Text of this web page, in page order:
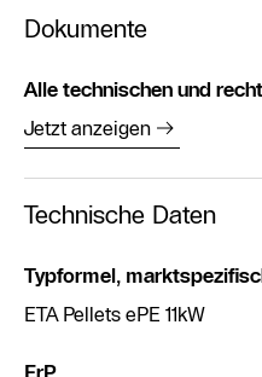
Dokumente
Alle technischen und
Jetzt anzeigen
Technische Daten
Typformel,
ETA Pellets ePE 11kW
ErP